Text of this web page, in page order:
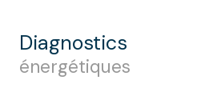
diagnostics
énergétiques